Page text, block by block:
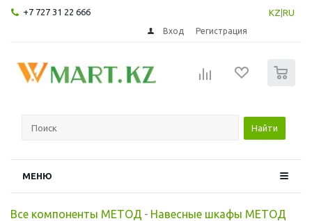
+7 727 31 22 666 KZ RU
Вход Регистрация
Найти
МЕНЮ
Все компоненты МЕТОД - Навесные шкафы МЕТОД